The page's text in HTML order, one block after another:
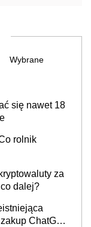
Wybrane
się nawet 18
rolnik
za
dalej?
ChatGPT